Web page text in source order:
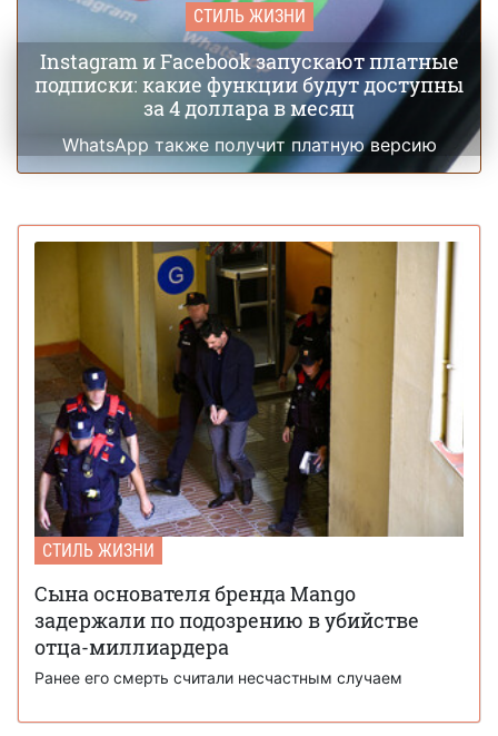
СТИЛЬ ЖИЗНИ
Instagram и Facebook запускают платные
подписки: какие функции будут доступны
за 4 доллара в месяц
WhatsApp также получит платную версию
СТИЛЬ ЖИЗНИ
Сына основателя бренда Mango
задержали по подозрению в убийстве
отца-миллиардера
Ранее его смерть считали несчастным случаем